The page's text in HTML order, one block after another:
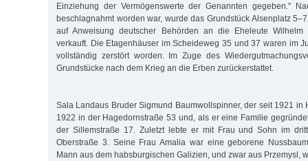
Einziehung der Vermögenswerte der Genannten gegeben."
beschlagnahmt worden war, wurde das Grundstück Alsenplatz
auf Anweisung deutscher Behörden an die Eheleute Wilhelm
verkauft. Die Etagenhäuser im Scheideweg 35 und 37 waren im
vollständig zerstört worden. Im Zuge des
Grundstücke nach dem Krieg an die Erben zurückerstattet.
Sala Landaus Bruder Sigmund Baumwollspinner, der seit 1921 in
1922 in der Hagedornstraße 53 und, als er eine Familie
der Sillemstraße 17. Zuletzt lebte er mit Frau und Sohn im
Oberstraße 3. Seine Frau Amalia war eine geborene
Mann aus dem habsburgischen Galizien, und zwar aus Przemysl,